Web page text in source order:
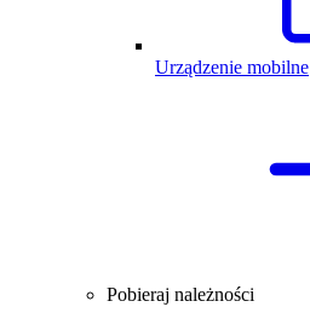
Urządzenie mobilne
Pobieraj należności